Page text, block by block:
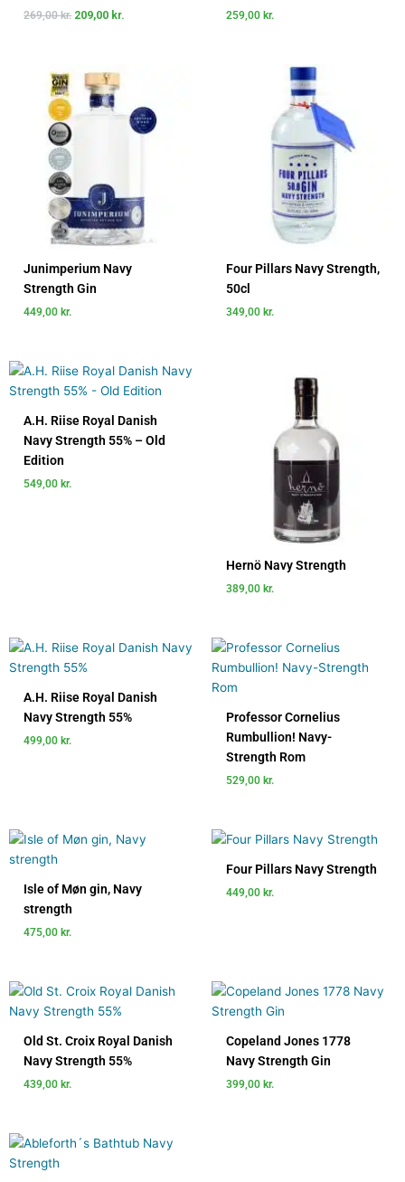
269,00kr. 209,00 kr. 259,00 kr.
Junimperium Navy
Strength Gin
449,00 kr.
Four Pillars Navy Strength,
50cl
349,00 kr.
A.H. Riise Royal Danish
Navy Strength 55% – Old
Edition
549,00 kr.
Hernö Navy Strength
389,00 kr.
A.H. Riise Royal Danish
Navy Strength 55%
499,00 kr.
Professor Cornelius
Rumbullion! Navy-
Strength Rom
529,00 kr.
Isle of Møn gin, Navy
strength
475,00kr.
Four Pillars Navy Strength
449,00kr.
Old St. Croix Royal Danish
Navy Strength 55%
439,00kr.
Copeland Jones 1778
Navy Strength Gin
399,00kr.